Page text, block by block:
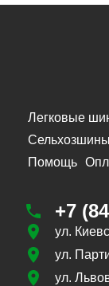
Легковые
Сельхозшины
Помощь
+7
ул.
ул.
ул.